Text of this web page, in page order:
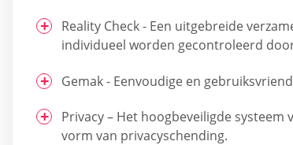
Reality Check - Een uitgebreide
individueel worden gecontroleerd
Gemak - Eenvoudige en
Privacy – Het hoogbeveiligde
vorm van privacyschending.